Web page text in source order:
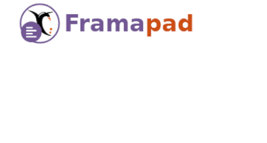
Framapad